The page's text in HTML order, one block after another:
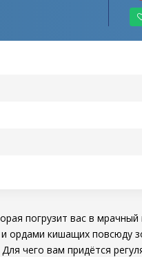
погрузит вас в мрачный
ордами кишащих повсюду
чего вам придётся